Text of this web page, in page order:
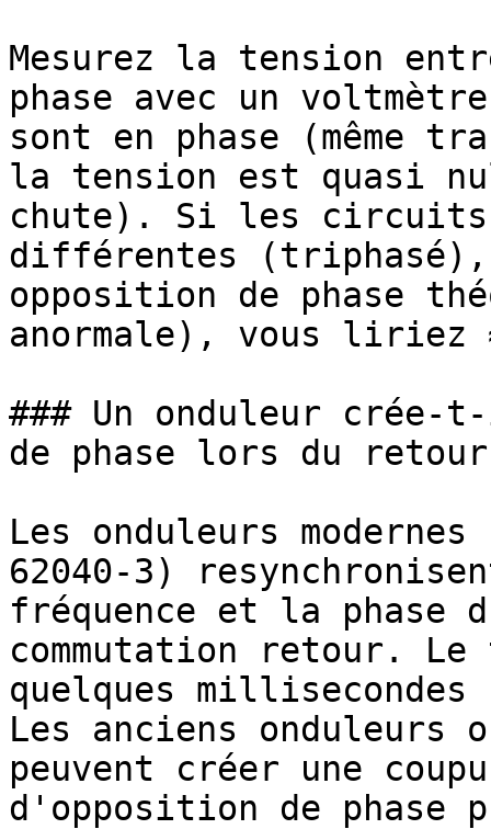
Mesurez la tension
phase avec un
sont en phase (même
la tension est quasi
chute). Si les circuits
différentes (triphasé),
opposition de phase
anormale), vous liriez
### Un onduleur
de phase lors du
Les onduleurs
62040-3)
fréquence et la phase
commutation retour.
quelques
Les anciens onduleurs
peuvent créer une
d'opposition de phase